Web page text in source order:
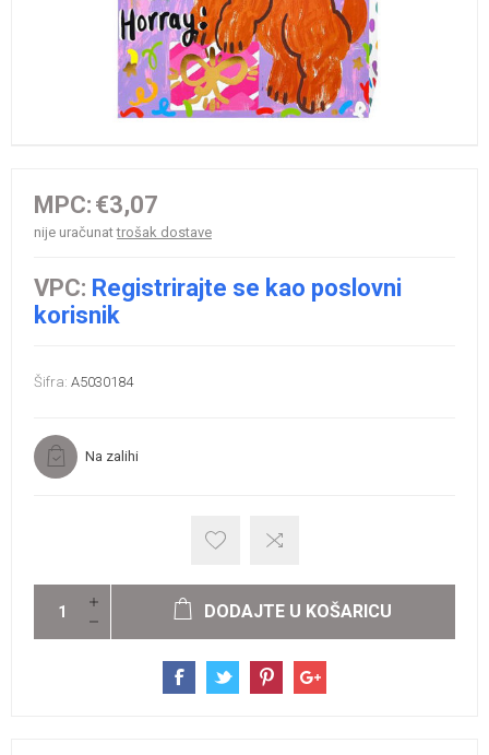
MPC: €3,07
nije uračunattrošak dostave
VPC: Registrirajte se kao poslovni
korisnik
Šifra: A5030184
Na zalihi
DODAJTE U KOŠARICU